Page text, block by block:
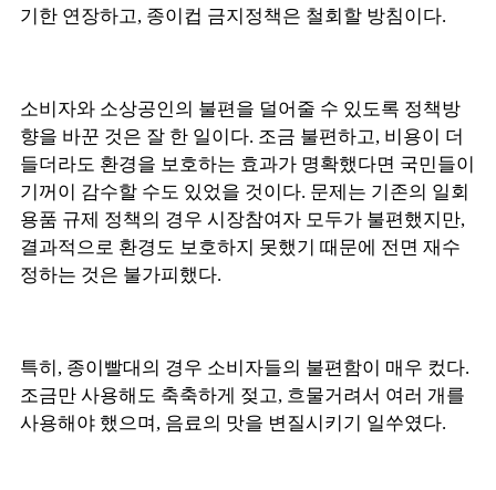
기한 연장하고, 종이컵 금지정책은 철회할 방침이다.
소비자와 소상공인의 불편을 덜어줄 수 있도록 정책방
향을 바꾼 것은 잘 한 일이다. 조금 불편하고, 비용이 더
들더라도 환경을 보호하는 효과가 명확했다면 국민들이
기꺼이 감수할 수도 있었을 것이다. 문제는 기존의 일회
용품 규제 정책의 경우 시장참여자 모두가 불편했지만,
결과적으로 환경도 보호하지 못했기 때문에 전면 재수
정하는 것은 불가피했다.
특히, 종이빨대의 경우 소비자들의 불편함이 매우 컸다.
조금만 사용해도 축축하게 젖고, 흐물거려서 여러 개를
사용해야 했으며, 음료의 맛을 변질시키기 일쑤였다.